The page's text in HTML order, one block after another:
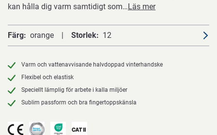
kan hålla dig varm samtidigt som…Läs mer
Färg orange Storlek 12
Varm och vattenavvisande halvdoppad vinterhandske
Flexibel och elastisk
Speciellt lämplig för arbete i kalla miljöer
Sublim passform och bra fingertoppskänsla